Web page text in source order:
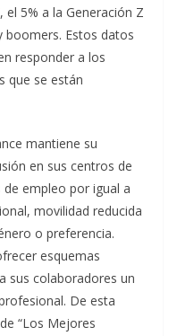
el 5% a la Generación Z
boomers. Estos datos
responder a los
que se están
mantiene su
en sus centros de
empleo por igual a
movilidad reducida
o preferencia.
esquemas
sus colaboradores un
De esta
“Los Mejores